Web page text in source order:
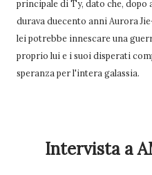
principale di Ty, dato che, dopo
durava duecento anni Aurora
lei potrebbe innescare una
proprio lui e i suoi disperati
speranza per l'intera galassia.
Intervista a